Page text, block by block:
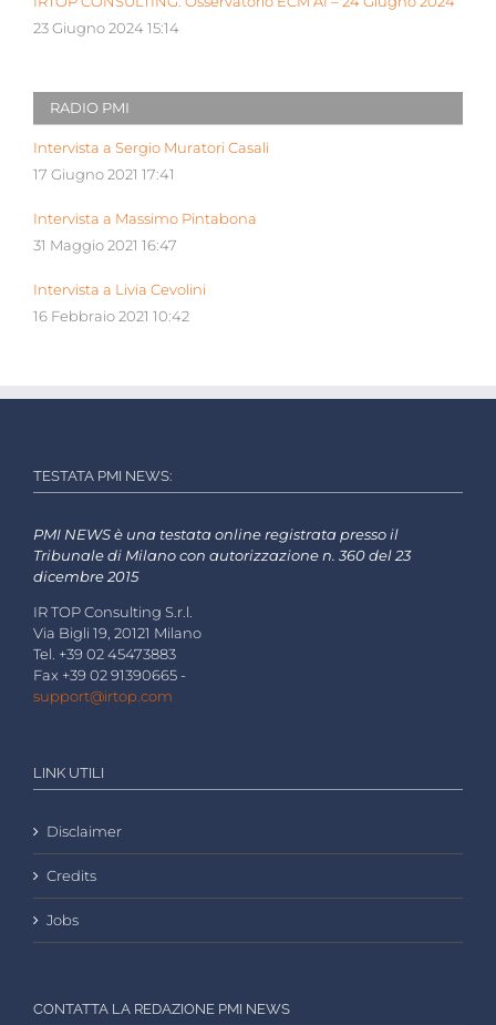
23 Giugno 2024 15:14
RADIO PMI
Intervista a Sergio Muratori Casali
17 Giugno 2021 17:41
Intervista a Massimo Pintabona
31 Maggio 2021 16:47
Intervista a Livia Cevolini
16 Febbraio 2021 10:42
TESTATA PMI NEWS:
PMI NEWS è una testata online registrata presso il
Tribunale di Milano con autorizzazione n. 360 del 23
dicembre 2015
IR TOP Consulting S.r.l.
Via Bigli 19, 20121 Milano
Tel. +39 02 45473883
Fax +39 02 91390665 -
support@irtop.com
LINK UTILI
Disclaimer
Credits
Jobs
CONTATTA LA REDAZIONE PMI NEWS